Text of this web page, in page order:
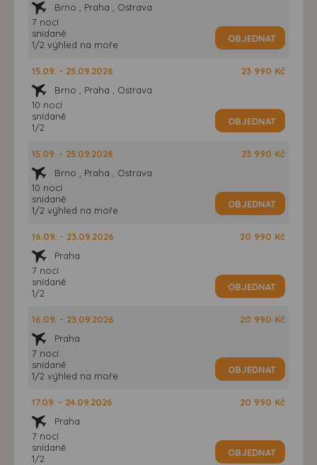
Brno , Praha , Ostrava
7 nocí
snídaně
1/2 výhled na moře
OBJEDNAT
15.09. - 25.09.2026
Brno , Praha , Ostrava
10 nocí
snídaně
1/2
23 990 Kč
OBJEDNAT
15.09. - 25.09.2026
Brno , Praha , Ostrava
10 nocí
snídaně
1/2 výhled na moře
23 990 Kč
OBJEDNAT
16.09. - 23.09.2026
Praha
7 nocí
snídaně
1/2
20 990 Kč
OBJEDNAT
16.09. - 23.09.2026
Praha
7 nocí
snídaně
1/2 výhled na moře
20 990 Kč
OBJEDNAT
17.09. - 24.09.2026
Praha
7 nocí
snídaně
1/2
20 990 Kč
OBJEDNAT